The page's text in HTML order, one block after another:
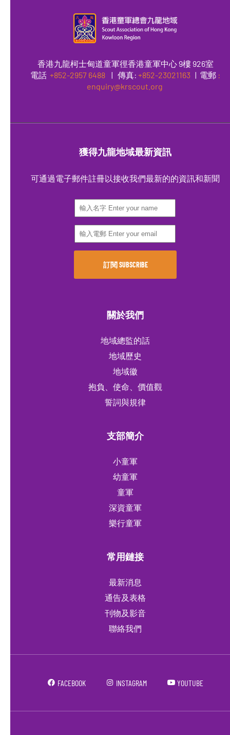
香港九龍柯士甸道童軍徑香港童軍中心 9樓 926室
電話 +852-2957 6488 | 傳真: +852-23021163 | 電郵 :
enquiry@krscout.org
獲得九龍地域最新資訊
可通過電子郵件註冊以接收我們最新的的資訊和新聞
關於我們
地域總監的話
地域歷史
地域徽
抱負、使命、價值觀
誓詞與規律
支部簡介
小童軍
幼童軍
童軍
深資童軍
樂行童軍
常用鏈接
最新消息
通告及表格
刊物及影音
聯絡我們
FACEBOOK INSTAGRAM YOUTUBE